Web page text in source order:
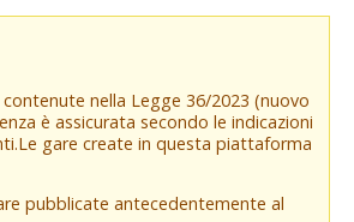
nella Legge 36/2023 (nuovo
è assicurata secondo le indicazioni
gare create in questa piattaforma
pubblicate antecedentemente al